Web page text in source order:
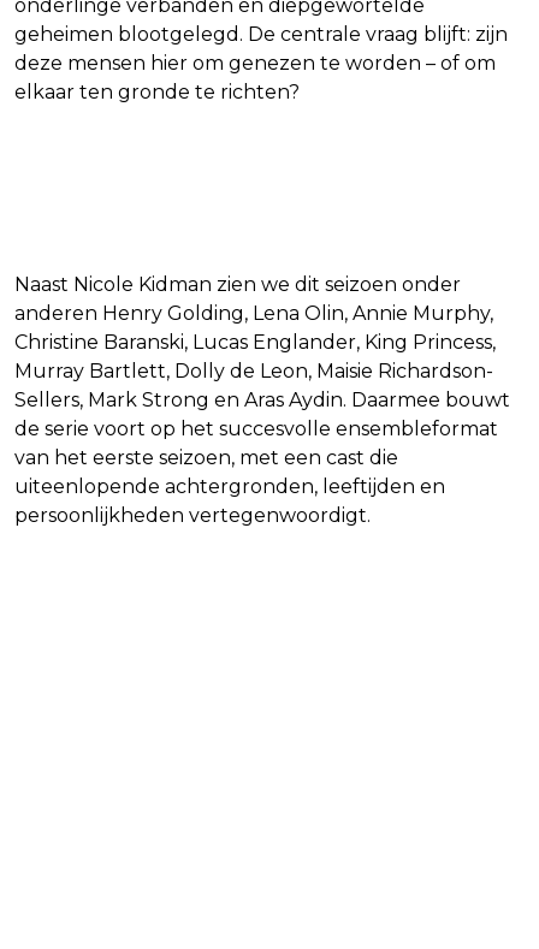
onderlinge verbanden en diepgewortelde
geheimen blootgelegd. De centrale vraag blijft: zijn
deze mensen hier om genezen te worden – of om
elkaar ten gronde te richten?
Naast Nicole Kidman zien we dit seizoen onder
anderen Henry Golding, Lena Olin, Annie Murphy,
Christine Baranski, Lucas Englander, King Princess,
Murray Bartlett, Dolly de Leon, Maisie Richardson-
Sellers, Mark Strong en Aras Aydin. Daarmee bouwt
de serie voort op het succesvolle ensembleformat
van het eerste seizoen, met een cast die
uiteenlopende achtergronden, leeftijden en
persoonlijkheden vertegenwoordigt.